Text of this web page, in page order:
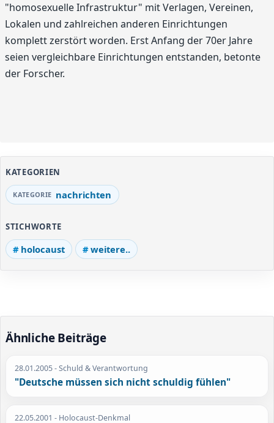
"homosexuelle Infrastruktur" mit Verlagen, Vereinen,
Lokalen und zahlreichen anderen Einrichtungen
komplett zerstört worden. Erst Anfang der 70er Jahre
seien vergleichbare Einrichtungen entstanden, betonte
der Forscher.
KATEGORIEN
nachrichten
STICHWORTE
holocaust weitere..
Ähnliche Beiträge
28.01.2005- Schuld & Verantwortung
"Deutsche müssen sich nicht schuldig fühlen"
22.05.2001 - Holocaust-Denkmal